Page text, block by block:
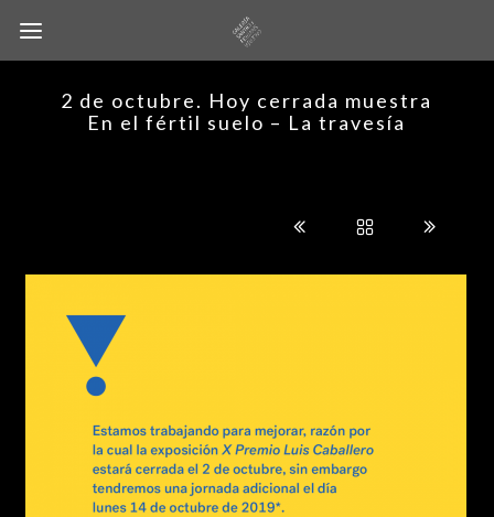
2 de octubre. Hoy cerrada muestra
En el fértil suelo – La travesía